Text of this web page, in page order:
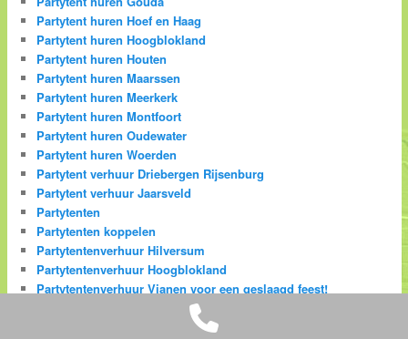
Partytent huren Hoef en Haag
Partytent huren Hoogblokland
Partytent huren Houten
Partytent huren Maarssen
Partytent huren Meerkerk
Partytent huren Montfoort
Partytent huren Oudewater
Partytent huren Woerden
Partytent verhuur Driebergen Rijsenburg
Partytent verhuur Jaarsveld
Partytenten
Partytenten koppelen
Partytentenverhuur Hilversum
Partytentenverhuur Hoogblokland
Partytentenverhuur Vianen voor een geslaagd feest!